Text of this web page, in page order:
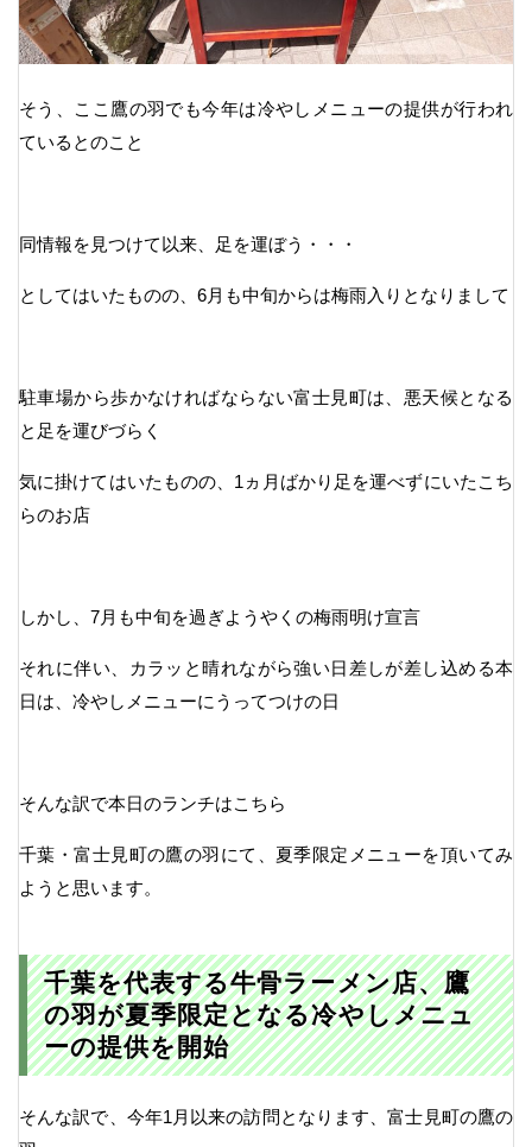
そう、ここ鷹の羽でも今年は冷やしメニューの提供が行われ
ているとのこと
同情報を見つけて以来、足を運ぼう・・・
としてはいたものの、6月も中旬からは梅雨入りとなりまして
駐車場から歩かなければならない富士見町は、悪天候となる
と足を運びづらく
気に掛けてはいたものの、1ヵ月ばかり足を運べずにいたこち
らのお店
しかし、7月も中旬を過ぎようやくの梅雨明け宣言
それに伴い、カラッと晴れながら強い日差しが差し込める本
日は、冷やしメニューにうってつけの日
そんな訳で本日のランチはこちら
千葉・富士見町の鷹の羽にて、夏季限定メニューを頂いてみ
ようと思います。
千葉を代表する牛骨ラーメン店、鷹
の羽が夏季限定となる冷やしメニュ
ーの提供を開始
そんな訳で、今年1月以来の訪問となります、富士見町の鷹の